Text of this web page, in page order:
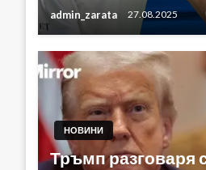
admin_zarata 27.08.2025
НОВИНИ
Тръмп разговаря